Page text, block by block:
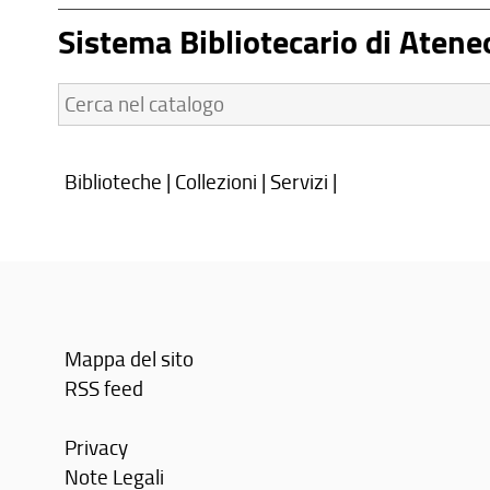
Sistema Bibliotecario di
Cerca
nel
Biblioteche | Collezioni | Servizi |
Mappa del sito
RSS feed
Privacy
Note Legali